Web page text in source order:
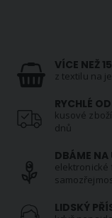
VÍCE NEŽ
z textilu na
RYCHLÉ
kusové
dnů
DBÁME NA
elektronické
LIDSKÝ